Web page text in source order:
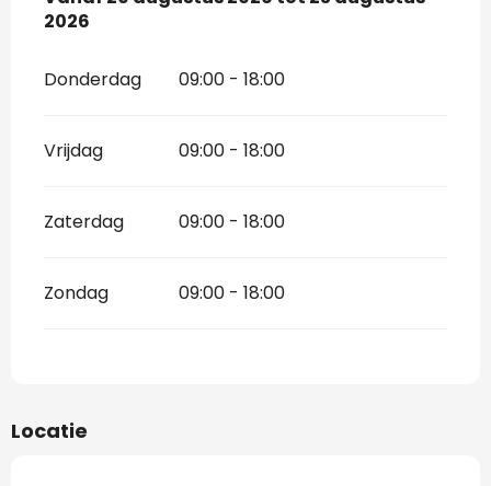
2026
Donderdag 09:00 - 18:00
Vrijdag 09:00 - 18:00
Zaterdag 09:00 - 18:00
Zondag 09:00 - 18:00
Locatie